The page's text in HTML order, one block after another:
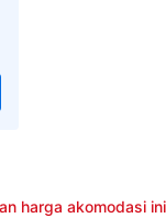
harga akomodasi ini